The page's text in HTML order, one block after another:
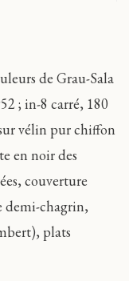
de Grau-Sala
; in-8 carré, 180
vélin pur chiffon
en noir des
couverture
demi-chagrin,
plats